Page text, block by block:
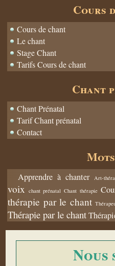
Cours
Cours de chant
Le chant
Stage Chant
Tarifs Cours de chant
Chant
Chant Prénatal
Tarif Chant prénatal
Contact
Apprendre à chanter Art-
voix
chant prénatal Chant thérapie
thérapie par le chant
Thérapie par le chant